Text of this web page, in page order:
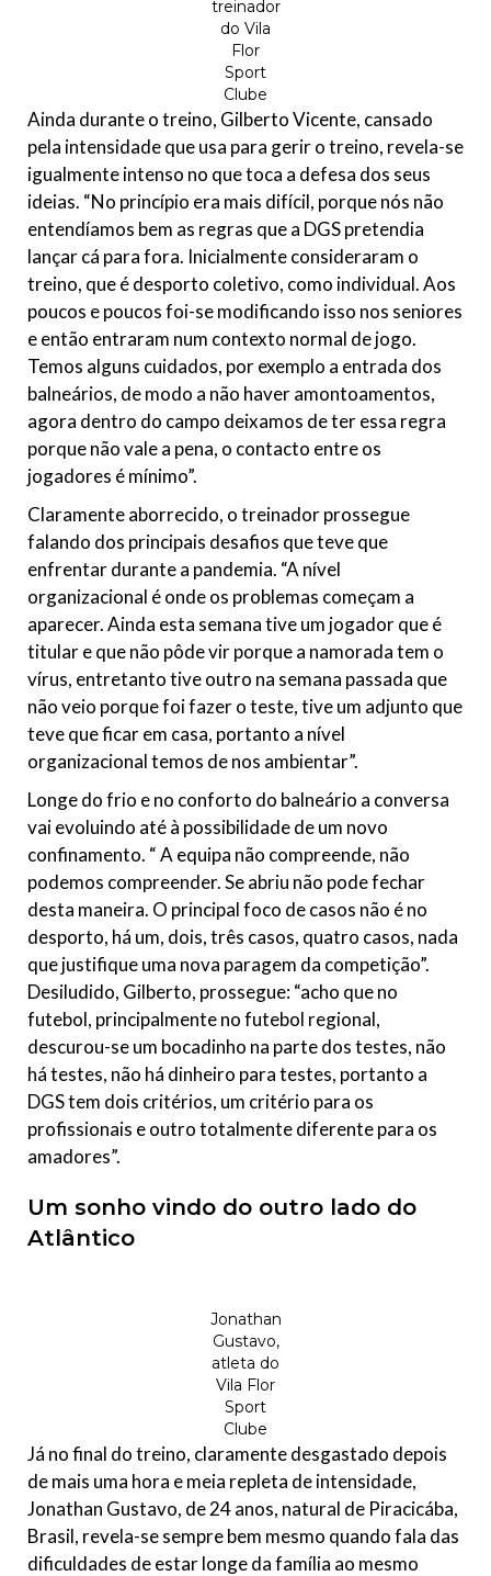
treinador
do Vila
Flor
Sport
Clube
Ainda durante o treino, Gilberto Vicente, cansado
pela intensidade que usa para gerir o treino, revela-se
igualmente intenso no que toca a defesa dos seus
ideias. “No princípio era mais difícil, porque nós não
entendíamos bem as regras que a DGS pretendia
lançar cá para fora. Inicialmente consideraram o
treino, que é desporto coletivo, como individual. Aos
poucos e poucos foi-se modificando isso nos seniores
e então entraram num contexto normal de jogo.
Temos alguns cuidados, por exemplo a entrada dos
balneários, de modo a não haver amontoamentos,
agora dentro do campo deixamos de ter essa regra
porque não vale a pena, o contacto entre os
jogadores é mínimo”.
Claramente aborrecido, o treinador prossegue
falando dos principais desafios que teve que
enfrentar durante a pandemia. “A nível
organizacional é onde os problemas começam a
aparecer. Ainda esta semana tive um jogador que é
titular e que não pôde vir porque a namorada tem o
vírus, entretanto tive outro na semana passada que
não veio porque foi fazer o teste, tive um adjunto que
teve que ficar em casa, portanto a nível
organizacional temos de nos ambientar”.
Longe do frio e no conforto do balneário a conversa
vai evoluindo até à possibilidade de um novo
confinamento. “ A equipa não compreende, não
podemos compreender. Se abriu não pode fechar
desta maneira. O principal foco de casos não é no
desporto, há um, dois, três casos, quatro casos, nada
que justifique uma nova paragem da competição”.
Desiludido, Gilberto, prossegue: “acho que no
futebol, principalmente no futebol regional,
descurou-se um bocadinho na parte dos testes, não
há testes, não há dinheiro para testes, portanto a
DGS tem dois critérios, um critério para os
profissionais e outro totalmente diferente para os
amadores”.
Um sonho vindo do outro lado do
Atlântico
Jonathan
Gustavo,
atleta do
Vila Flor
Sport
Clube
Já no final do treino, claramente desgastado depois
de mais uma hora e meia repleta de intensidade,
Jonathan Gustavo, de 24 anos, natural de Piracicába,
Brasil, revela-se sempre bem mesmo quando fala das
dificuldades de estar longe da família ao mesmo